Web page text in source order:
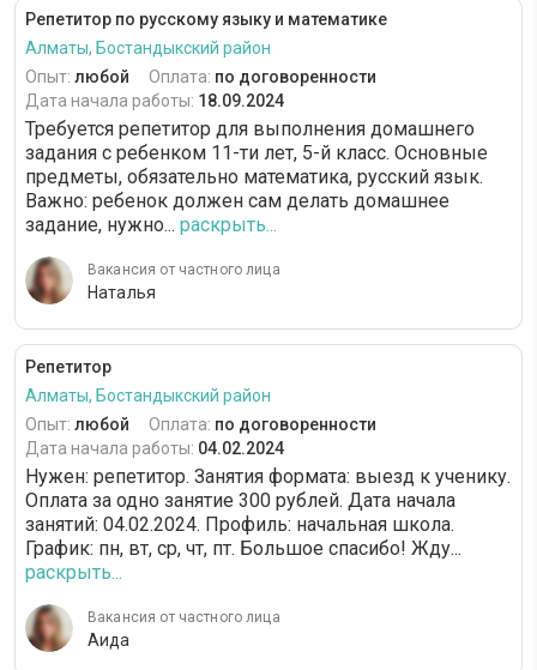
Репетитор по русскому языку и математике
Алматы, Бостандыкский район
Опыт: любой Оплата: по договоренности
Дата начала работы: 18.09.2024
Требуется репетитор для выполнения домашнего
задания с ребенком 11-ти лет, 5-й класс. Основные
предметы, обязательно математика, русский язык.
Важно: ребенок должен сам делать домашнее
задание, нужно... раскрыть...
Вакансия от частного лица
Наталья
Репетитор
Алматы, Бостандыкский район
Опыт: любой Оплата: по договоренности
Дата начала работы: 04.02.2024
Нужен: репетитор. Занятия формата: выезд к ученику.
Оплата за одно занятие 300 рублей. Дата начала
занятий: 04.02.2024. Профиль: начальная школа.
График: пн, вт, ср, чт, пт. Большое спасибо! Жду...
раскрыть...
Вакансия от частного лица
Аида